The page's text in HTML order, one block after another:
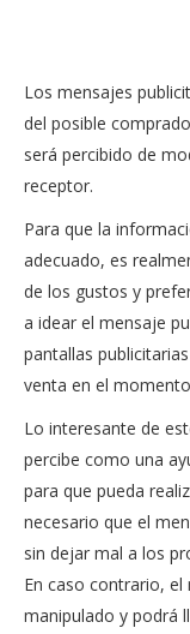
Los mensajes
del posible
será percibido de
receptor.
Para que la
adecuado, es
de los gustos y
a idear el mensaje
pantallas
venta en el
Lo interesante de
percibe como una
para que pueda
necesario que el
sin dejar mal a los
En caso contrario,
manipulado y podrá